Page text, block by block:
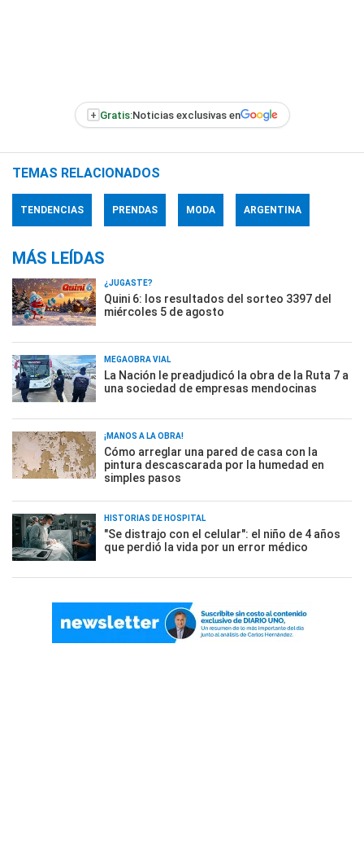
+ Gratis:Noticias exclusivas en
TEMAS RELACIONADOS
TENDENCIAS PRENDAS MODA ARGENTINA
MÁS LEÍDAS
¿JUGASTE?
Quini 6: los resultados del sorteo 3397 del
miércoles 5 de agosto
MEGAOBRA VIAL
La Nación le preadjudicó la obra de la Ruta 7 a
una sociedad de empresas mendocinas
¡MANOS A LA OBRA!
Cómo arreglar una pared de casa con la
pintura descascarada por la humedad en
simples pasos
HISTORIAS DE HOSPITAL
"Se distrajo con el celular": el niño de 4 años
que perdió la vida por un error médico